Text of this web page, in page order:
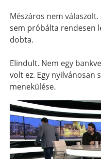
Mészáros nem
sem próbálta rendesen
dobta.
Elindult. Nem egy
volt ez. Egy nyilvánosan
menekülése.